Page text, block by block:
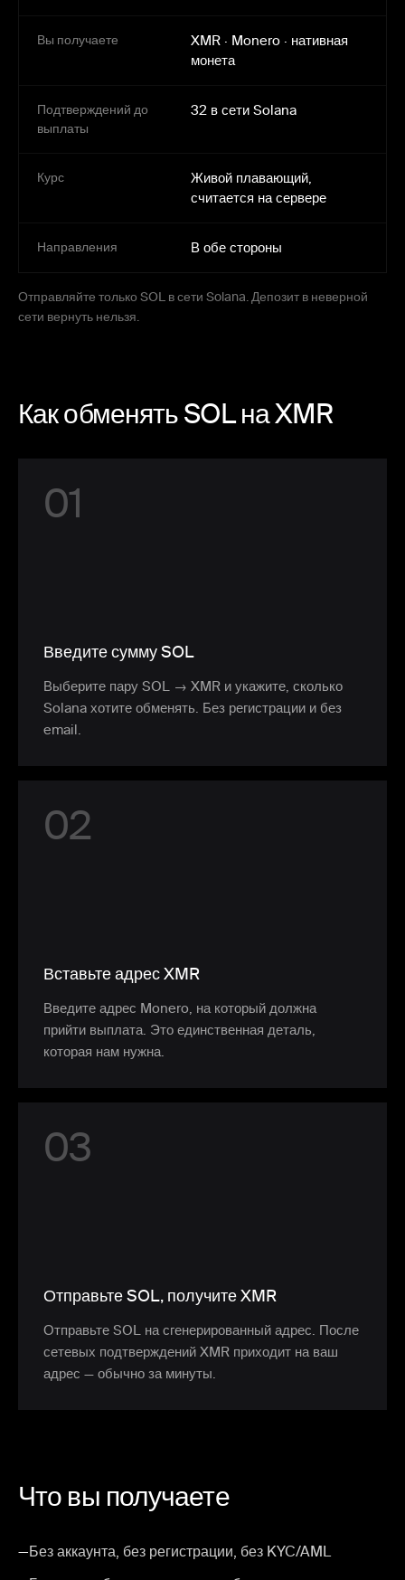
Вы получаете XMR · Monero · нативная
монета
Подтверждений до
выплаты
32 в сети Solana
Курс
Живой плавающий,
считается на сервере
Направления В обе стороны
Отправляйте только SOL в сети Solana. Депозит в неверной
сети вернуть нельзя.
Как обменять SOL на XMR
01
Введите сумму SOL
Выберите пару SOL → XMR и укажите, сколько
Solana хотите обменять. Без регистрации и без
email.
02
Вставьте адрес XMR
Введите адрес Monero, на который должна
прийти выплата. Это единственная деталь,
которая нам нужна.
03
Отправьте SOL, получите XMR
Отправьте SOL на сгенерированный адрес. После
сетевых подтверждений XMR приходит на ваш
адрес — обычно за минуты.
Что вы получаете
—Без аккаунта, без регистрации, без KYC/AML